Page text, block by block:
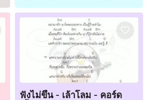
ฟังไม่ขึ้น - เล้าโลม - คอร์ด